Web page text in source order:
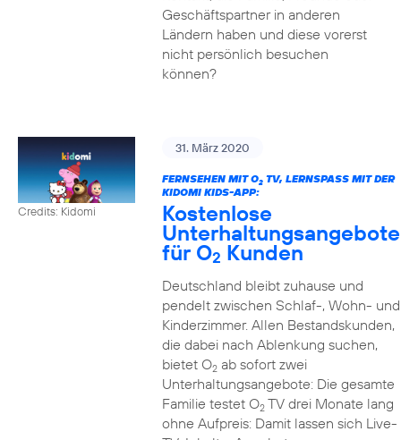
Geschäftspartner in anderen
Ländern haben und diese vorerst
nicht persönlich besuchen
können?
Credits: Kidomi
31. März 2020
FERNSEHEN MIT O2TV, LERNSPASS MIT DER K
IDOMI KIDS-APP:
Kostenlose
Unterhaltungsangebote
für O2 Kunden
Deutschland bleibt zuhause und
pendelt zwischen Schlaf-, Wohn- und
Kinderzimmer. Allen Bestandskunden,
die dabei nach Ablenkung suchen,
bietet O2ab sofort zwei
Unterhaltungsangebote: Die gesamte
Familie testet O2TV drei Monate lang
ohne Aufpreis: Damit lassen sich Live-